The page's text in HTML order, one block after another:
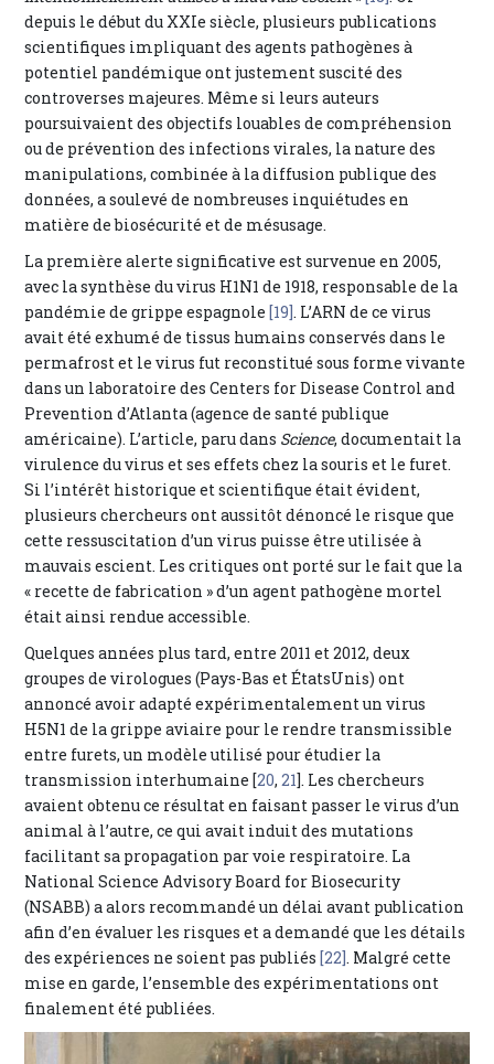
depuis le début du XXIe siècle, plusieurs publications
scientifiques impliquant des agents pathogènes à
potentiel pandémique ont justement suscité des
controverses majeures. Même si leurs auteurs
poursuivaient des objectifs louables de compréhension
ou de prévention des infections virales, la nature des
manipulations, combinée à la diffusion publique des
données, a soulevé de nombreuses inquiétudes en
matière de biosécurité et de mésusage.
La première alerte significative est survenue en 2005,
avec la synthèse du virus H1N1 de 1918, responsable de la
pandémie de grippe espagnole [19]. L’ARN de ce virus
avait été exhumé de tissus humains conservés dans le
permafrost et le virus fut reconstitué sous forme vivante
dans un laboratoire des Centers for Disease Control and
Prevention d’Atlanta (agence de santé publique
américaine). L’article, paru dans Science, documentait la
virulence du virus et ses effets chez la souris et le furet.
Si l’intérêt historique et scientifique était évident,
plusieurs chercheurs ont aussitôt dénoncé le risque que
cette ressuscitation d’un virus puisse être utilisée à
mauvais escient. Les critiques ont porté sur le fait que la
« recette de fabrication » d’un agent pathogène mortel
était ainsi rendue accessible.
Quelques années plus tard, entre 2011 et 2012, deux
groupes de virologues (Pays-Bas et ÉtatsUnis) ont
annoncé avoir adapté expérimentalement un virus
H5N1 de la grippe aviaire pour le rendre transmissible
entre furets, un modèle utilisé pour étudier la
transmission interhumaine [20,21]. Les chercheurs
avaient obtenu ce résultat en faisant passer le virus d’un
animal à l’autre, ce qui avait induit des mutations
facilitant sa propagation par voie respiratoire. La
National Science Advisory Board for Biosecurity
(NSABB) a alors recommandé un délai avant publication
afin d’en évaluer les risques et a demandé que les détails
des expériences ne soient pas publiés [22]. Malgré cette
mise en garde, l’ensemble des expérimentations ont
finalement été publiées.